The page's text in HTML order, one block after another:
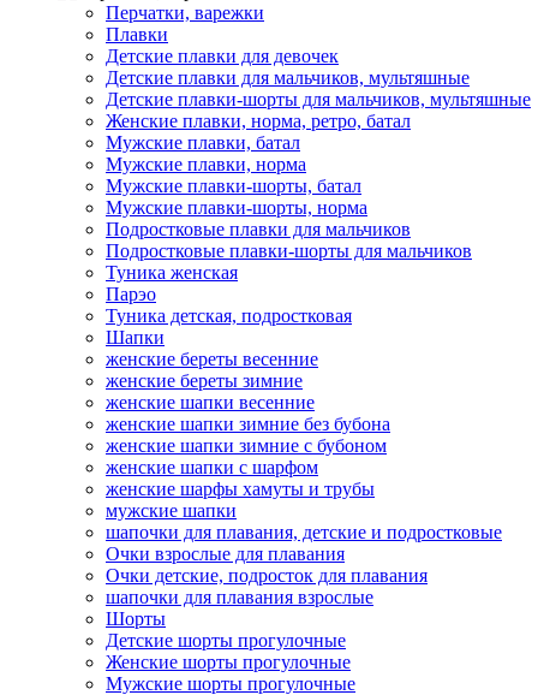
Перчатки, варежки
Плавки
Детские плавки для девочек
Детские плавки для мальчиков, мультяшные
Детские плавки-шорты для мальчиков, мультяшные
Женские плавки, норма, ретро, батал
Мужские плавки, батал
Мужские плавки, норма
Мужские плавки-шорты, батал
Мужские плавки-шорты, норма
Подростковые плавки для мальчиков
Подростковые плавки-шорты для мальчиков
Туникa женская
Парэо
Туника детская, подростковая
Шапки
женские береты весенние
женские береты зимние
женские шапки весенние
женские шапки зимние без бубона
женские шапки зимние с бубоном
женские шапки с шарфом
женские шарфы хамуты и трубы
мужские шапки
шапочки для плавания, детские и подростковые
Очки взрослые для плавания
Очки детские, подросток для плавания
шапочки для плавания взрослые
Шорты
Детские шорты прогулочные
Женские шорты прогулочные
Мужские шорты прогулочные